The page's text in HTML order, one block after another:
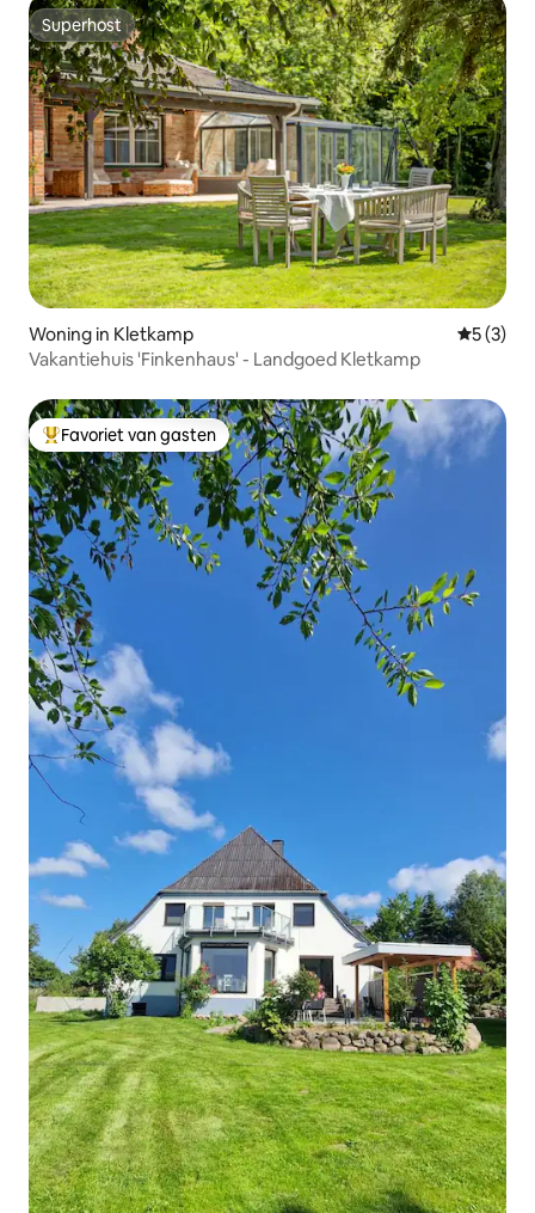
Superhost
Superhost
Woning in Kletkamp
5 (3)
Vakantiehuis 'Finkenhaus' - Landgoed Kletkamp
Topfavoriet van gasten
Favoriet van gasten